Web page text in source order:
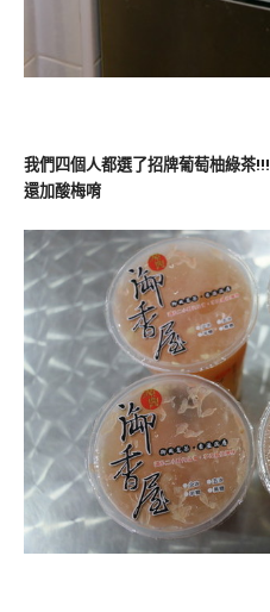
我們四個人都選了招牌葡萄柚綠茶!!!
還加酸梅唷